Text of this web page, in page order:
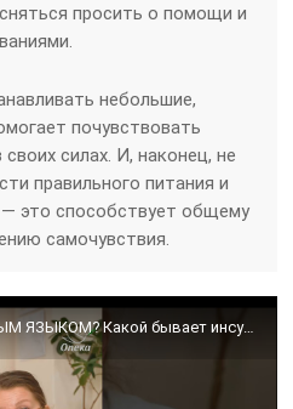
просить о помощи и
небольшие,
почувствовать
силах. И, наконец, не
правильного питания и
это способствует общему
самочувствия.
ЧТО ТАКОЕ ИНСУЛЬТ ПРОСТЫМ ЯЗЫКОМ? Какой бывает инсульт? // восстановление после инсульта